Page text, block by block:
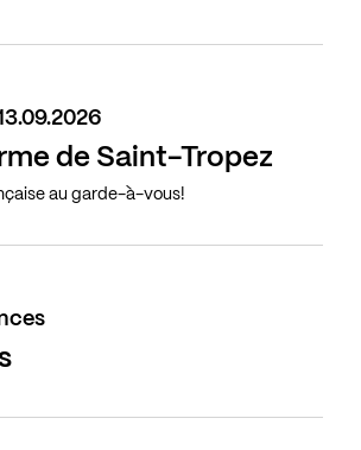
de Saint-Tropez
au garde-à-vous!